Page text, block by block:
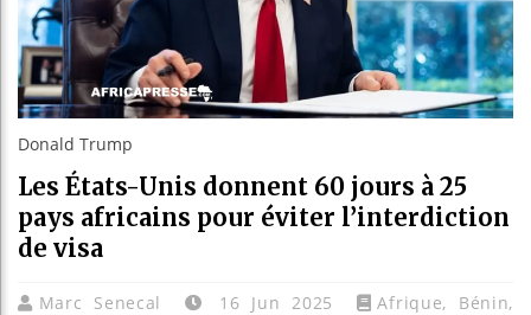
Donald Trump
Les États-Unis donnent 60 jours à 25
pays africains pour éviter l’interdiction
de visa
Marc Senecal 16 Jun 2025 Afrique, Bénin,